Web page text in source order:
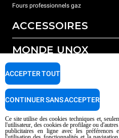
Fours professionnels gaz
ACCESSOIRES
Tous les accessoires
Détergents pour lavage automatique
Détergents pour lavage manuel
Traitement de l'eau avec filtres à résine
MONDE UNOX
Nos bureaux dans le monde
SUPPORT
Garantie Unox
Trouver les Centres SAV
Ce site utilise des cookies techniques et,
l'utilisateur, des cookies de profilage ou
publicitaires en ligne avec les préférences
ACCEPTER TOUT
CONTINUER SANS ACCEPTER